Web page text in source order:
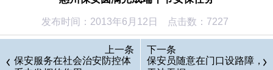
发布时间：2013年6月12日 点击数：7227
今年的端午节节，惠州市惠阳区举办了划龙舟、花会、灯展
等形式多样的庆祝活动。惠州市保安服务总公司根据公安分局部
上一条
保安服务在社会治安防控体
下一条
保安员随意在门口设路障，